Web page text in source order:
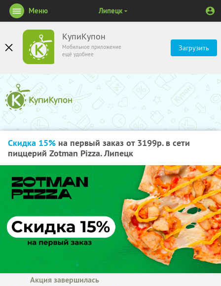
КупиКупон
Мобильное приложение
ещё удобнее
Загрузить
Меню Липецк
Скидка 15% на первый заказ от 3199р. в сети
пиццерий Zotman Pizza. Липецк
Акция завершилась